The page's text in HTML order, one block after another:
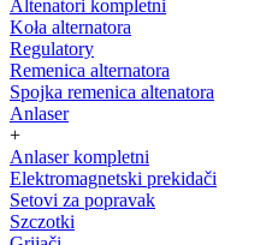
Altenatori kompletni
Koła alternatora
Regulatory
Remenica alternatora
Spojka remenica altenatora
Anlaser
+
Anlaser kompletni
Elektromagnetski prekidači
Setovi za popravak
Szczotki